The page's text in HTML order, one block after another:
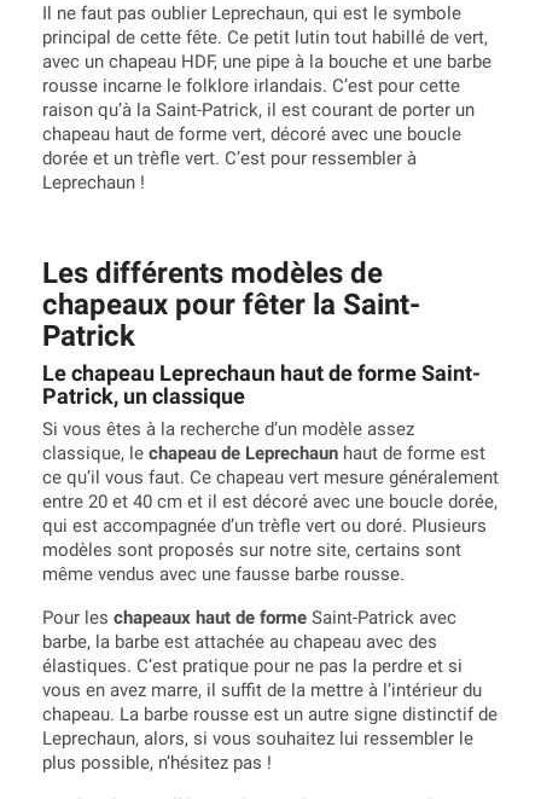
Il ne faut pas oublier Leprechaun, qui est le symbole
principal de cette fête. Ce petit lutin tout habillé de vert,
avec un chapeau HDF, une pipe à la bouche et une barbe
rousse incarne le folklore irlandais. C’est pour cette
raison qu’à la Saint-Patrick, il est courant de porter un
chapeau haut de forme vert, décoré avec une boucle
dorée et un trèfle vert. C’est pour ressembler à
Leprechaun !
Les différents modèles de
chapeaux pour fêter la Saint-
Patrick
Le chapeau Leprechaun haut de forme Saint-
Patrick, un classique
Si vous êtes à la recherche d’un modèle assez
classique, le chapeau de Leprechaun haut de forme est
ce qu’il vous faut. Ce chapeau vert mesure généralement
entre 20 et 40 cm et il est décoré avec une boucle dorée,
qui est accompagnée d’un trèfle vert ou doré. Plusieurs
modèles sont proposés sur notre site, certains sont
même vendus avec une fausse barbe rousse.
Pour les chapeaux haut de forme Saint-Patrick avec
barbe, la barbe est attachée au chapeau avec des
élastiques. C’est pratique pour ne pas la perdre et si
vous en avez marre, il suffit de la mettre à l’intérieur du
chapeau. La barbe rousse est un autre signe distinctif de
Leprechaun, alors, si vous souhaitez lui ressembler le
plus possible, n’hésitez pas !